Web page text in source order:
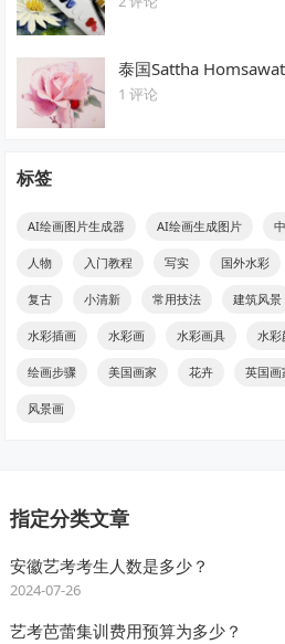
泰国Sattha
1 评论
标签
AI绘画图片生成器 AI绘画生成图片
人物 入门教程 写实 国外水彩
复古 小清新 常用技法 建筑风景
水彩插画 水彩画 水彩画具 水彩
绘画步骤 美国画家 花卉 英国画
风景画
指定分类文章
安徽艺考考生人数是多少？
2024-07-26
艺考芭蕾集训费用预算为多少？